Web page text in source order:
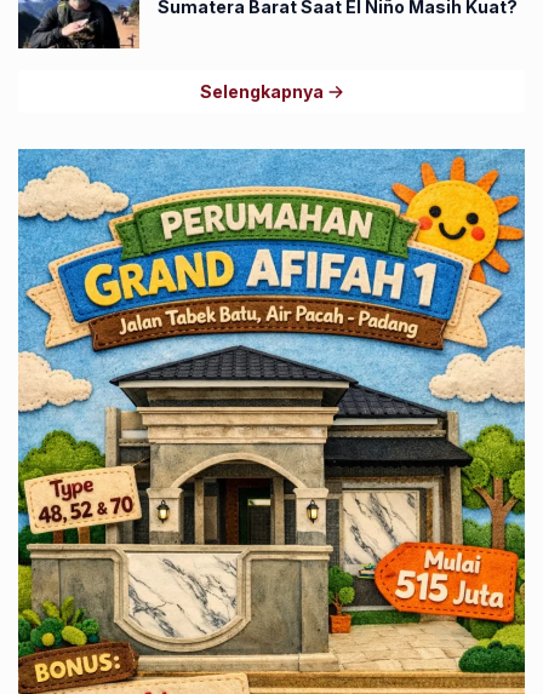
Sumatera Barat Saat El Niño Masih Kuat?
Selengkapnya